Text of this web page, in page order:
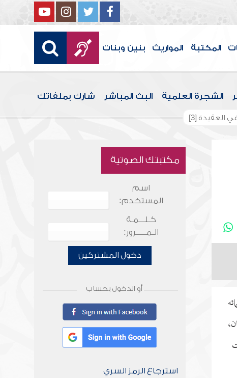
المكتبة المواريث بنين وبنات
الشجرة العلمية البث المباشر شارك بملفاتك
العقيدة [3]
مكتبتك الصوتية
اسم
المستخدم:
كـلـــمـة
الـمـــــرور:
دخول المشتركين
أو الدخول بحساب
استرجاع الرمز السري